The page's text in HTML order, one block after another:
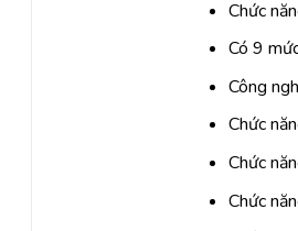
Chức
Có 9
Công
Chức
Chức
Chức